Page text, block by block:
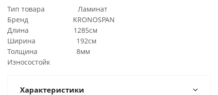
Тип товара Ламинат
Бренд KRONOSPAN
Длина 1285см
Ширина 192см
Толщина 8мм
Износостойк
Характеристики